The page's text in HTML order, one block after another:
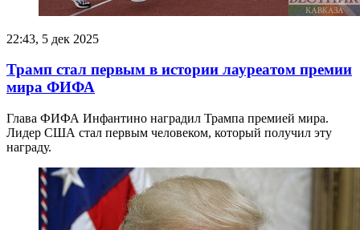
22:43, 5 дек 2025
Трамп стал первым в истории лауреатом премии
мира ФИФА
Глава ФИФА Инфантино наградил Трампа премией мира.
Лидер США стал первым человеком, который получил эту
награду.